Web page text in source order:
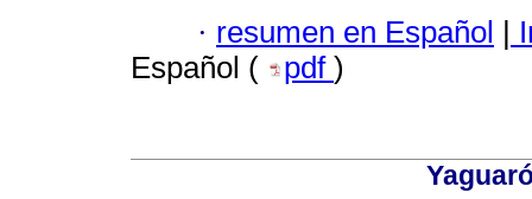
· resumen en Español |
Español (
pdf )